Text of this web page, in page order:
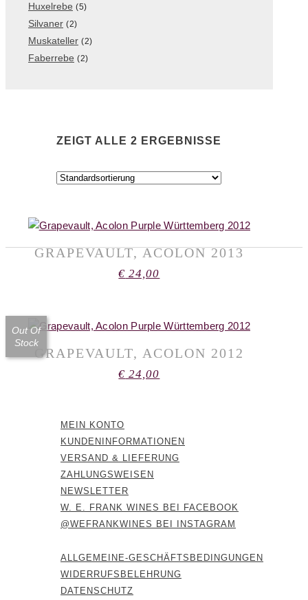
Huxelrebe (5)
Silvaner (2)
Muskateller (2)
Faberrebe (2)
ZEIGT ALLE 2 ERGEBNISSE
GRAPEVAULT, ACOLON 2013
€ 24,00
Out Of
Stock
GRAPEVAULT, ACOLON 2012
€ 24,00
MEIN KONTO
KUNDENINFORMATIONEN
VERSAND & LIEFERUNG
ZAHLUNGSWEISEN
NEWSLETTER
W. E. FRANK WINES BEI FACEBOOK
@WEFRANKWINES BEI INSTAGRAM
ALLGEMEINE-GESCHÄFTSBEDINGUNGEN
WIDERRUFSBELEHRUNG
DATENSCHUTZ